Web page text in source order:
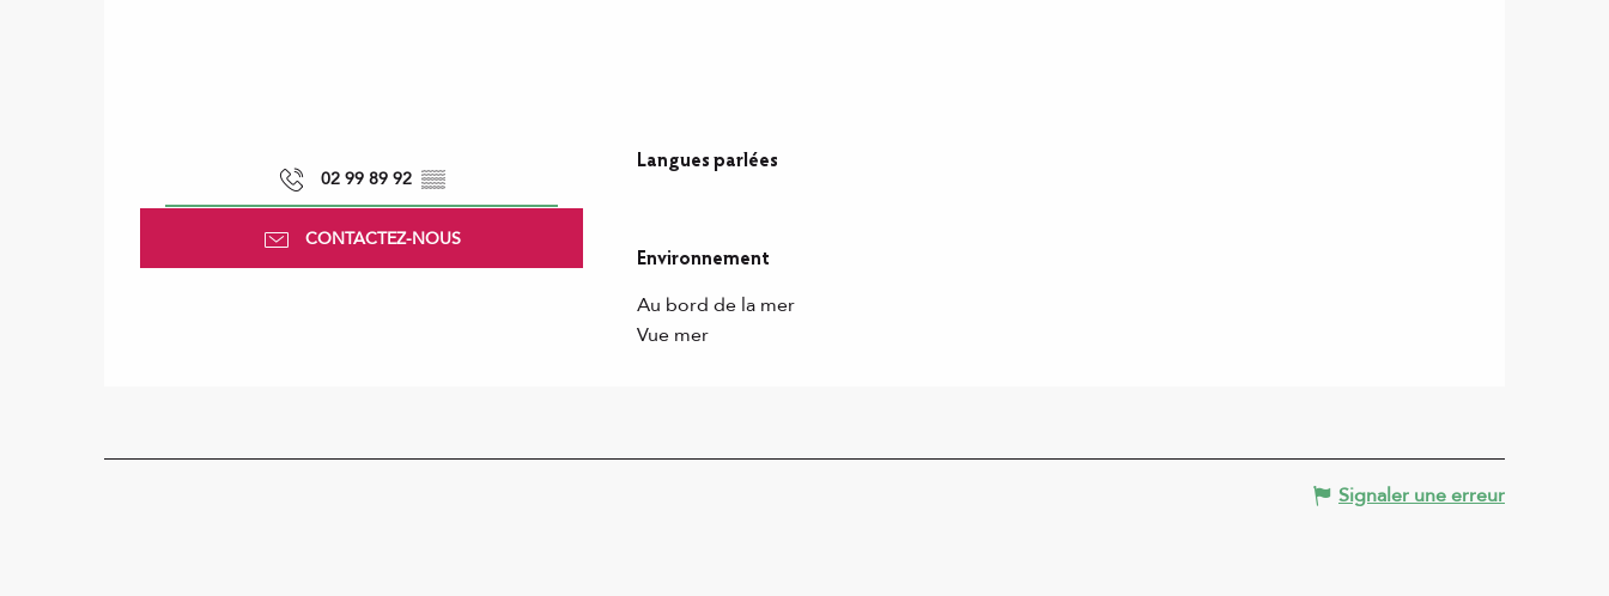
02 99 89 92 ▒▒
CONTACTEZ-NOUS
Langues parlées
Langues parlées
Environnement
Environnement
Au bord de la mer
Vue mer
Signaler une erreur